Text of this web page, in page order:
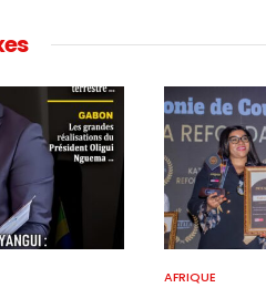
AFRIQUE